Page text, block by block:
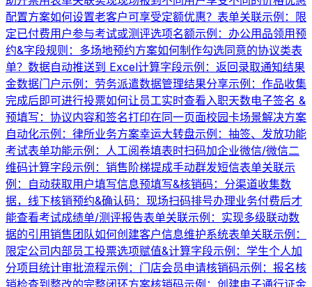
配置方案如何设置老客户可享受定额优惠？ 表单关联示例：限
定已付费用户参与考试或测评选项名额示例：办公用品领用预
约&字段规则：多场地预约方案如何制作勾选同意的协议类表
单？ 数据自动推送到 Excel计算字段示例：返回录取通知结果
金数据门户示例：劳务派遣数据管理结果分享示例：作品收集
完成后即可进行投票如何让员工实时查看入职天数电子签名 &
预填写：协议内容和签名打印在同一页面校园卡场景解决方案
自动化示例：律所业务方案幸运大转盘示例：抽签、发放功能
考试表单功能示例：人工阅卷填表时扫码加企业微信/微信二
维码计算字段示例：销售阶梯提成手动群发短信表单关联示
例：自动获取用户填写信息预填写&核销码：分渠道收集数
据，线下核销预约&确认码：现场扫码排号办理业务付费后才
能查看考试成绩单/测评报告表单关联示例：实现多级联动数
据的引用销售团队如何创建客户信息维护系统表单关联示例：
限定公司内部员工投票选项赋值&计算字段示例：学生个人加
分项目统计审批流程示例：门店会员申请核销码示例：报名核
销检查到整改的完整闭环方案核销码示例：创建电子通行证金